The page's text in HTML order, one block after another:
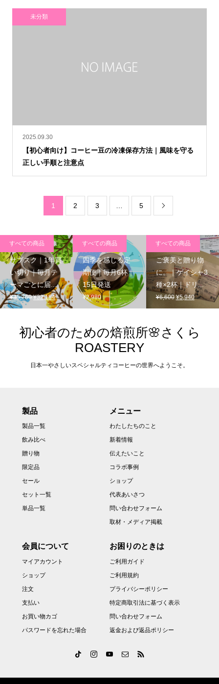
2025.09.30
【初心者向け】コーヒー豆の冷凍保存方法｜風味を守る
正しい手順と注意点
未分類
1 2 3 … 5 
サブスク｜1年買
い切り｜毎月テ
ーマごとに届...
¥35,760元
格
は
し
¥32,184現
在
価
格
で
すべての商品
四季を感じる定
期便｜毎月6杯｜
15日発送
¥2,980
すべての商品
ご褒美と贈り物
に。｜ゲイシャ3
種×2杯｜ドリ...
¥6,600元
格
は
し
¥5,940現
価
格
すべての商品
初心者のための焙煎所🌸さくら
ROASTERY
日本一やさしいスペシャルティコーヒーの世界へようこそ。
製品
製品一覧
飲み比べ
贈り物
限定品
セール
セット一覧
単品一覧
メニュー
わたしたちのこと
新着情報
伝えたいこと
コラボ事例
ショップ
代表あいさつ
問い合わせフォーム
取材・メディア掲載
会員について
マイアカウント
ショップ
注文
支払い
お買い物カゴ
パスワードを忘れた場合
お困りのときは
ご利用ガイド
ご利用規約
プライバシーポリシー
特定商取引法に基づく表示
問い合わせフォーム
返金および返品ポリシー